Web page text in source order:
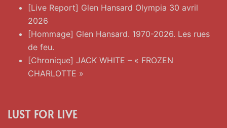
[Live Report] Glen Hansard Olympia 30 avril
2026
[Hommage] Glen Hansard. 1970-2026. Les rues
de feu.
[Chronique] JACK WHITE – « FROZEN
CHARLOTTE »
LUST FOR LIVE